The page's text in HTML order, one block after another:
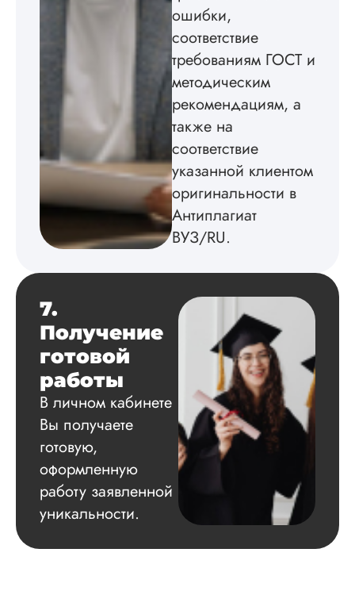
чтобы быстрее
курс дела. Не
понравилось
с менеджером,
ощущение, что
Читать полный
Диана З.
диссертация
Дата:
2024-05-10
Не было времени
самой подготовить
кандидатскую по
английскому,
решила заказать
срочном порядке.
Вышло немного
успели четко. По
большому счету,
волновал только
литературный
ошибки,
соответствие
требованиям ГОСТ и
методическим
рекомендациям, а
также на
соответствие
указанной клиентом
оригинальности в
Антиплагиат
ВУЗ/RU.
7.
Получение
готовой
работы
В личном кабинете
Вы получаете
готовую,
оформленную
работу заявленной
уникальности.